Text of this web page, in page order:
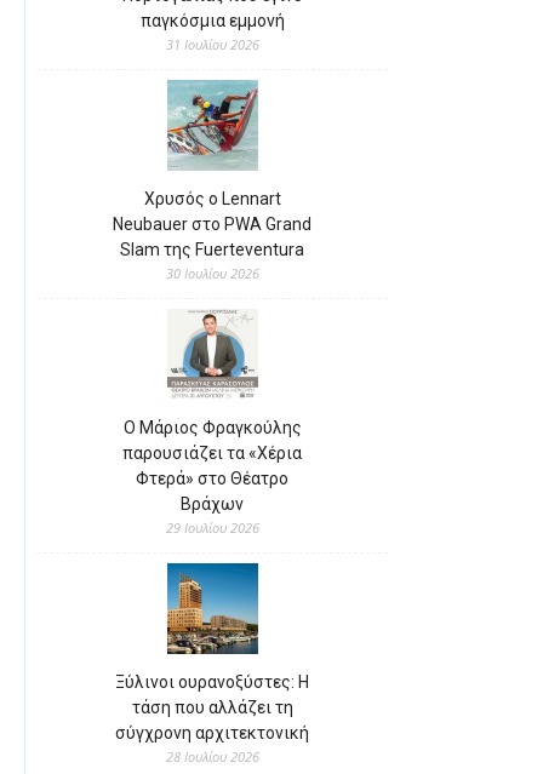
παγκόσμια εμμονή
31 Ιουλίου 2026
Χρυσός ο Lennart
Neubauer στο PWA Grand
Slam της Fuerteventura
30 Ιουλίου 2026
Ο Μάριος Φραγκούλης
παρουσιάζει τα «Χέρια
Φτερά» στο Θέατρο
Βράχων
29 Ιουλίου 2026
Ξύλινοι ουρανοξύστες: Η
τάση που αλλάζει τη
σύγχρονη αρχιτεκτονική
28 Ιουλίου 2026